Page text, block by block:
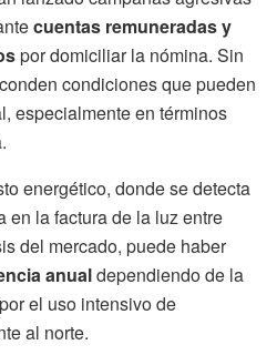
cuentas remuneradas y
por domiciliar la nómina. Sin
condiciones que pueden
especialmente en términos
energético, donde se detecta
en la factura de la luz entre
del mercado, puede haber
anualdependiendo de la
el uso intensivo de
al norte.